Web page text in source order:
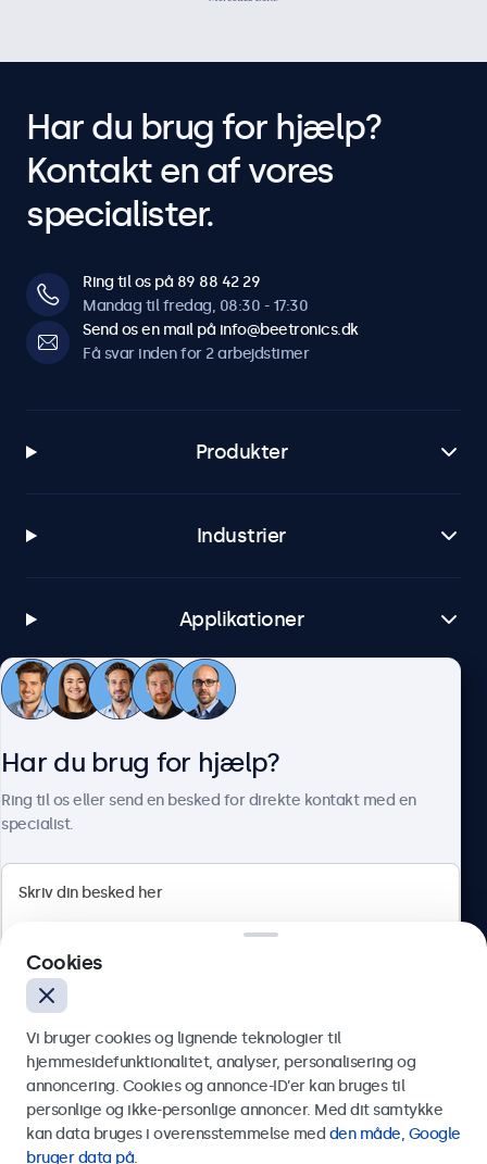
Har du brug for hjælp?
Kontakt en af vores
specialister.
Ring til os på 89 88 42 29
Mandag til fredag, 08:30 - 17:30
Send os en mail på info@beetronics.dk
Få svar inden for 2 arbejdstimer
Produkter
Industrier
Applikationer
Kundeservice
Herstedøstervej 27-29, unit A, 2620 Albertslund, Danmark
Dansk
Har du brug for hjælp?
Ring til os eller send en besked for direkte kontakt med en
specialist.
Send
Eller ring til os på
Cookies
Vi bruger cookies og lignende teknologier til
hjemmesidefunktionalitet, analyser, personalisering og
annoncering. Cookies og annonce-ID’er kan bruges til
personlige og ikke-personlige annoncer. Med dit samtykke
kan data bruges i overensstemmelse med den måde, Google
bruger data på.